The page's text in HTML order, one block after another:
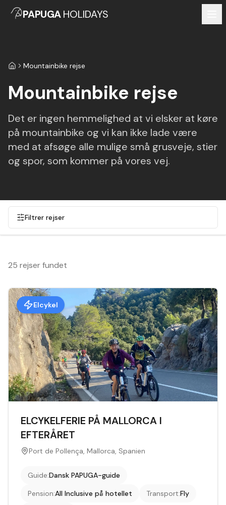
PAPUGAHOLIDAYS
ForsideMountainbike rejse
Mountainbike rejse
Det er ingen hemmelighed at vi elsker at køre
på mountainbike og vi kan ikke lade være
med at afsøge alle mulige små grusveje, stier
og spor, som kommer på vores vej.
Filtrer rejser
25 rejser fundet
Elcykel
ELCYKELFERIE PÅ MALLORCA I
EFTERÅRET
Port de Pollença, Mallorca, Spanien
Guide:Dansk PAPUGA-guide
Pension:All Inclusive på hotellet Transport:Fly